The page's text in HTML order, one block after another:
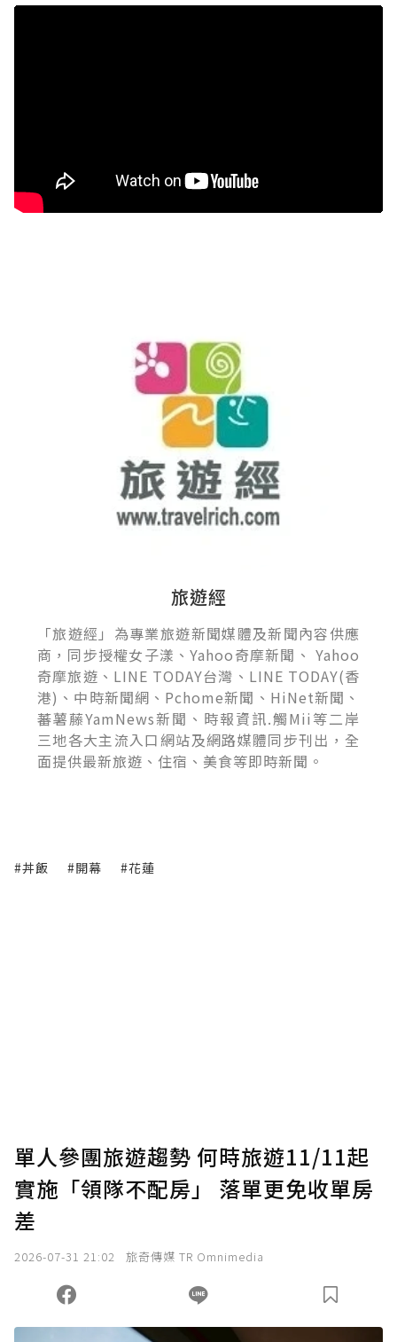
旅遊經
「旅遊經」為專業旅遊新聞媒體及新聞內容供應
商，同步授權女子漾、Yahoo奇摩新聞、 Yahoo
奇摩旅遊、LINE TODAY台灣、LINE TODAY(香
港)、中時新聞網、Pchome新聞、HiNet新聞、
蕃薯藤YamNews新聞、時報資訊.觸Mii等二岸
三地各大主流入口網站及網路媒體同步刊出，全
面提供最新旅遊、住宿、美食等即時新聞。
#丼飯 #開幕 #花蓮
單人參團旅遊趨勢 何時旅遊11/11起
實施「領隊不配房」 落單更免收單房
差
2026-07-31 21:02 旅奇傳媒 TR Omnimedia